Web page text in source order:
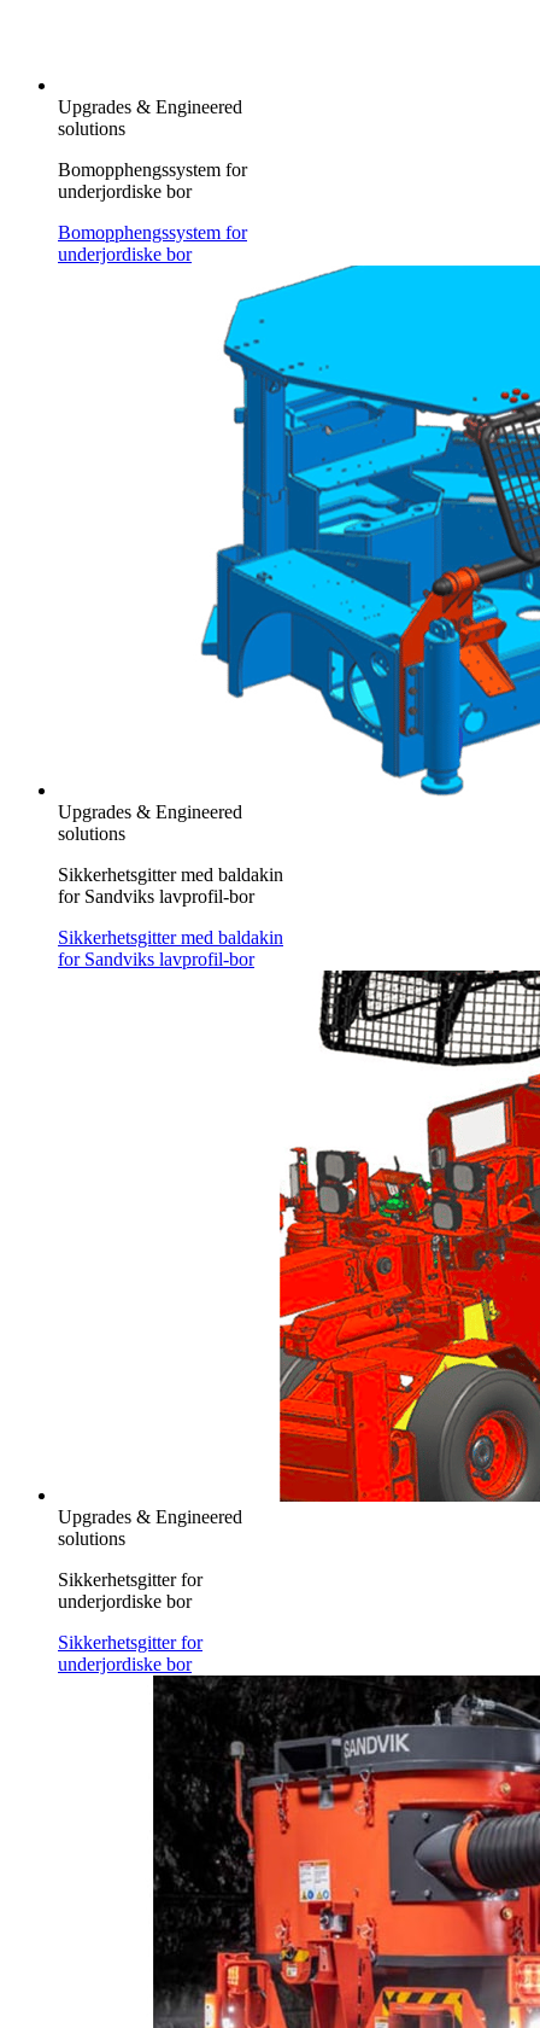
Upgrades & Engineered
solutions
Bomopphengssystem for
underjordiske bor
Bomopphengssystem for
underjordiske bor
Upgrades & Engineered
solutions
Sikkerhetsgitter med baldakin
for Sandviks lavprofil-bor
Sikkerhetsgitter med baldakin
for Sandviks lavprofil-bor
Upgrades & Engineered
solutions
Sikkerhetsgitter for
underjordiske bor
Sikkerhetsgitter for
underjordiske bor